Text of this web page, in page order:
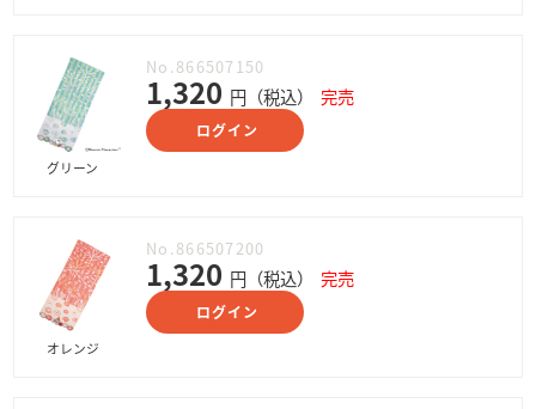
グリーン
No.866507150
1,320 円（税込） 完売
ログイン
オレンジ
No.866507200
1,320 円（税込） 完売
ログイン